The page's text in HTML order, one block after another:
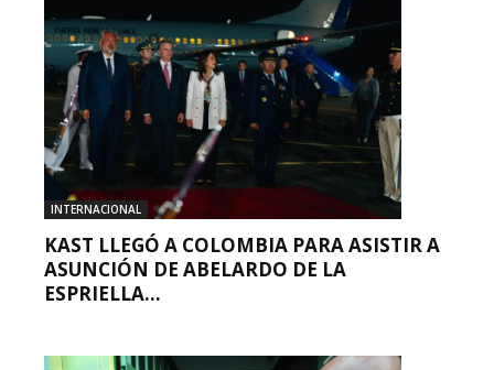
INTERNACIONAL
KAST LLEGÓ A COLOMBIA PARA ASISTIR A
ASUNCIÓN DE ABELARDO DE LA
ESPRIELLA...